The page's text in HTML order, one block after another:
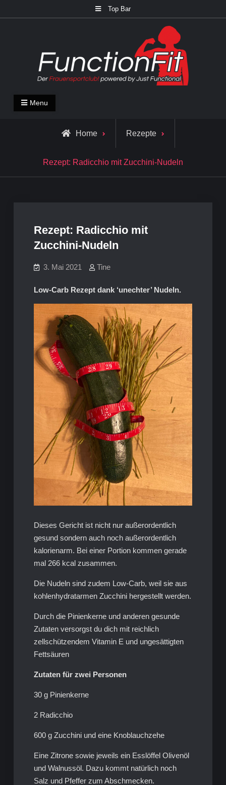
to
Top Bar
FunctionFit Blog
Fitness und Lifestyle Blog
Menu
Home Rezepte
Rezept: Radicchio mit Zucchini-Nudeln
Rezept: Radicchio mit
Zucchini-Nudeln
3. Mai 2021 Tine
Low-Carb Rezept dank ‘unechter’ Nudeln.
Dieses Gericht ist nicht nur außerordentlich
gesund sondern auch noch außerordentlich
kalorienarm. Bei einer Portion kommen gerade
mal 266 kcal zusammen.
Die Nudeln sind zudem Low-Carb, weil sie aus
kohlenhydratarmen Zucchini hergestellt werden.
Durch die Pinienkerne und anderen gesunde
Zutaten versorgst du dich mit reichlich
zellschützendem Vitamin E und ungesättigten
Fettsäuren
Zutaten für zwei Personen
30 g Pinienkerne
2 Radicchio
600 g Zucchini und eine Knoblauchzehe
Eine Zitrone sowie jeweils ein Esslöffel Olivenöl
und Walnussöl. Dazu kommt natürlich noch
Salz und Pfeffer zum Abschmecken.